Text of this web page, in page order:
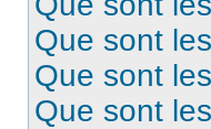
Que sont
Que sont
Que sont